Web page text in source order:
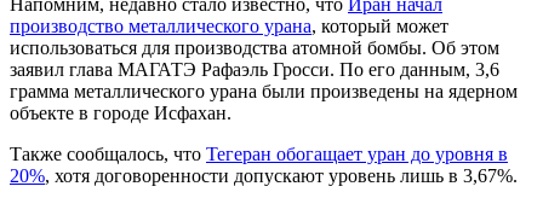
производство металлического урана, который может
использоваться для производства атомной бомбы. Об этом
заявил глава МАГАТЭ Рафаэль Гросси. По его данным, 3,6
грамма металлического урана были произведены на ядерном
объекте в городе Исфахан.
Также сообщалось, что Тегеран обогащает уран до уровня в
20%, хотя договоренности допускают уровень лишь в 3,67%.